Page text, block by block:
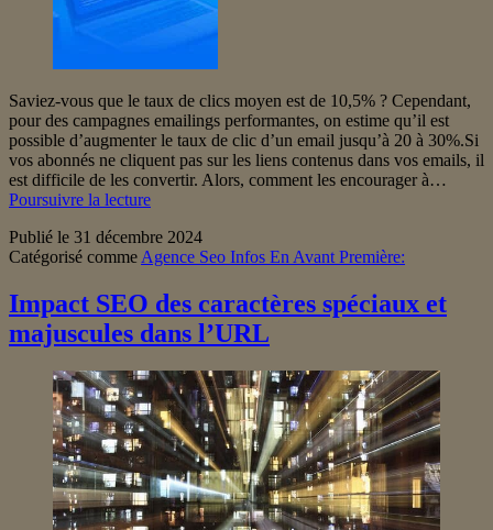
Saviez-vous que le taux de clics moyen est de 10,5% ? Cependant,
pour des campagnes emailings performantes, on estime qu’il est
possible d’augmenter le taux de clic d’un email jusqu’à 20 à 30%.Si
vos abonnés ne cliquent pas sur les liens contenus dans vos emails, il
est difficile de les convertir. Alors, comment les encourager à…
Poursuivre la lecture6
d’augmenter
le
de
clic
dans
emailings
Publié le 31 décembre 2024
Catégorisé comme Agence Seo Infos En Avant Première:
Impact SEO des caractères spéciaux et
majuscules dans l’URL